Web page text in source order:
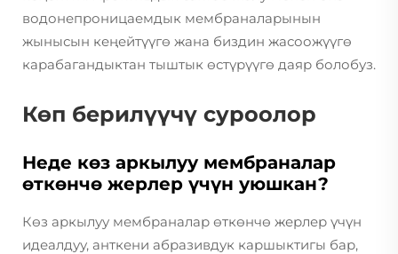
водонепроницаемдык мембраналарынын
жынысын кеңейтүүгө жана биздин жасоожүүгө
карабагандыктан тыштык өстүрүүгө даяр болобуз.
Көп берилүүчү суроолор
Неде көз аркылуу мембраналар
өткөнчө жерлер үчүн уюшкан?
Көз аркылуу мембраналар өткөнчө жерлер үчүн
идеалдуу, анткени абразивдук каршыктигы бар,